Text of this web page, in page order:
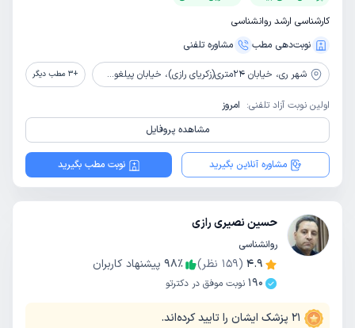
کارشناسی ارشد روانشناسی
نوبت‌دهی مطب
مشاوره‌ تلفنی
شهر ری، خیابان 24متری(زکریای رازی)، خیابان پیلغوش، پلاک65، طبقه دوم، واحد2 +
3 مطب دیگر
اولین نوبت آزاد تلفنی: امروز
مشاهده پروفایل
مشاوره آنلاین بگیرید نوبت مطب بگیرید
حسین نصیری رازی
روانشناسی
4.9
(
159 نظر) 98٪
پیشنهاد کاربران
190 نوبت موفق در دکترتو
21 پزشک ایشان را تایید کرده‌اند.